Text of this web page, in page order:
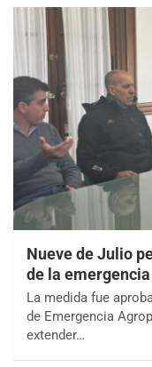
Nueve de Julio
de la
La medida fue
de Emergencia
extender…